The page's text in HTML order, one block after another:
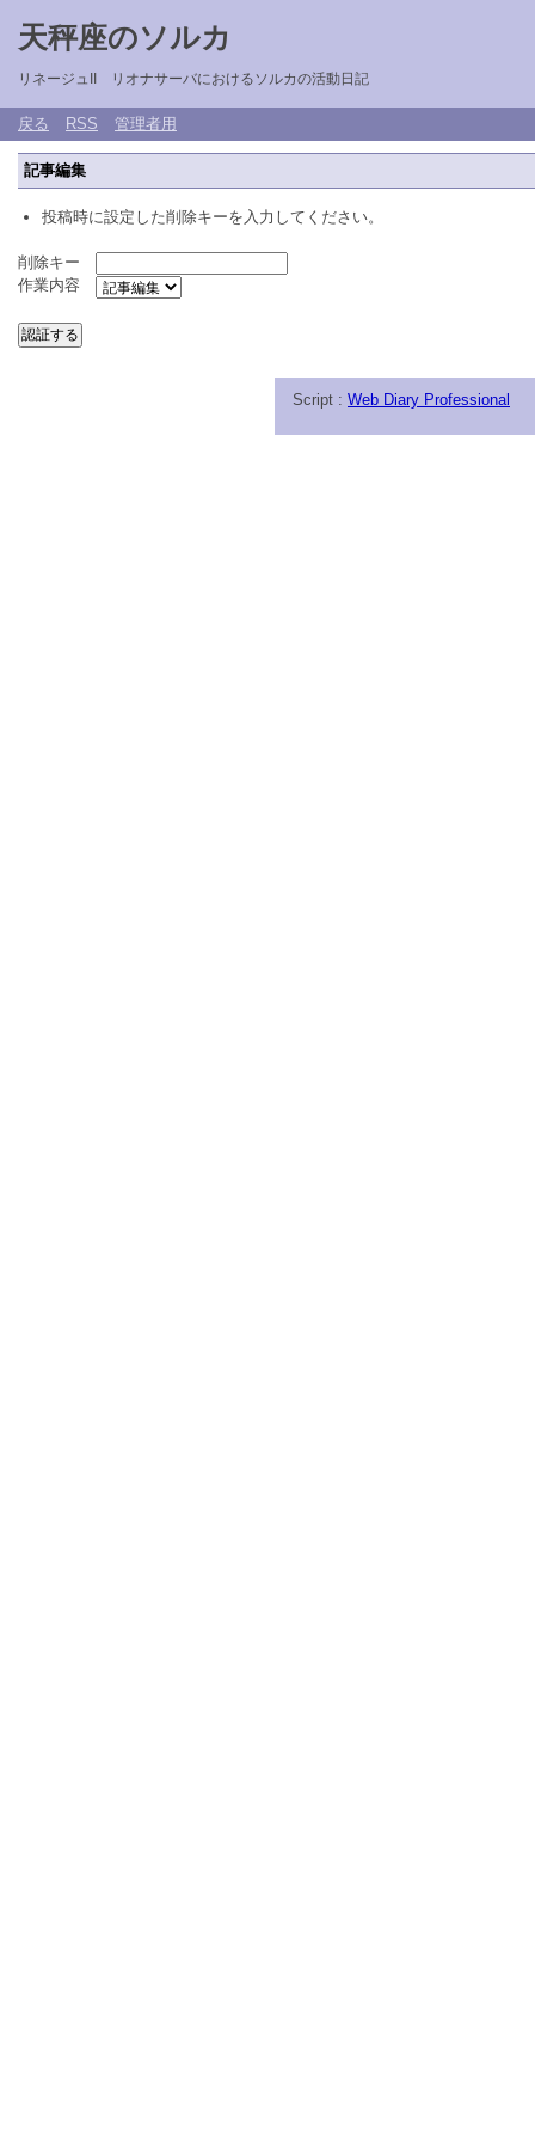
天秤座のソルカ
リネージュII リオナサーバにおけるソルカの活動日記
戻る RSS 管理者用
記事編集
投稿時に設定した削除キーを入力してください。
削除キー
作業内容
Script : Web Diary Professional